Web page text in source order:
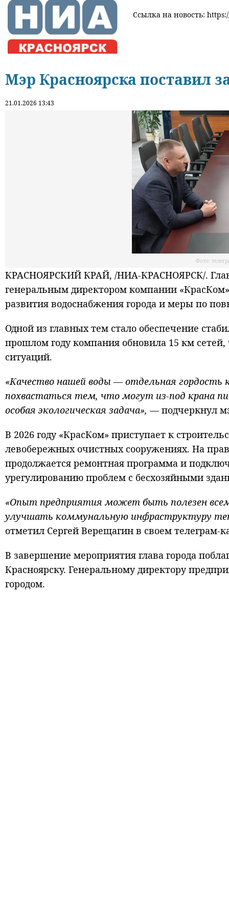
Ссылка на новость:
Мэр Красноярска поставил
21.01.2026 13:43
Фото:
КРАСНОЯРСКИЙ КРАЙ, /НИА-КРАСНОЯРСК/.
генеральным директором компании
развития водоснабжения города и меры по
Одной из главных тем стало обеспечение
прошлом году компания обновила 15 км
ситуаций.
«Качество нашей воды — отдельная гордость
похвастаться тем, что могут из-под крана
особая экологическая задача», — подчеркнул
В 2026 году «КрасКом» приступает к
левобережных очистных сооружениях. На
продолжается ремонтная программа и
урегулированию проблем с бесхозяйными
«Опыт предприятия может быть полезен
улучшать коммунальную инфраструктуру
отметил Сергей Верещагин в своем телеграм-
В завершение мероприятия глава города
Красноярску. Генеральному директору
городом.